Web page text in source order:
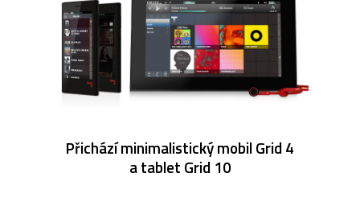
Přichází minimalistický mobil Grid 4
a tablet Grid 10